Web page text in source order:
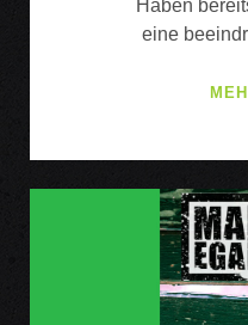
Haben
eine